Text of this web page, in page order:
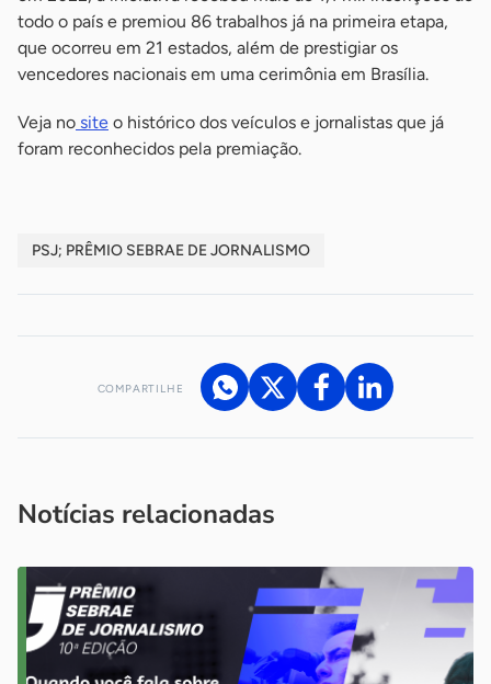
todo o país e premiou 86 trabalhos já na primeira etapa,
que ocorreu em 21 estados, além de prestigiar os
vencedores nacionais em uma cerimônia em Brasília.
Veja no site o histórico dos veículos e jornalistas que já
foram reconhecidos pela premiação.
PSJ; PRÊMIO SEBRAE DE JORNALISMO
COMPARTILHE
Notícias relacionadas